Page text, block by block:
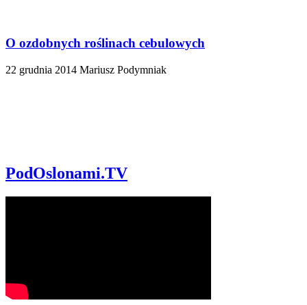
O ozdobnych roślinach cebulowych
22 grudnia 2014 Mariusz Podymniak
PodOslonami.TV